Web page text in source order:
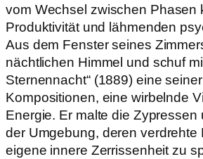
vom Wechsel zwischen Phasen
Produktivität und lähmenden
Aus dem Fenster seines
nächtlichen Himmel und schuf
Sternennacht“ (1889) eine
Kompositionen, eine wirbelnde
Energie. Er malte die Zypressen
der Umgebung, deren verdrehte
eigene innere Zerrissenheit zu